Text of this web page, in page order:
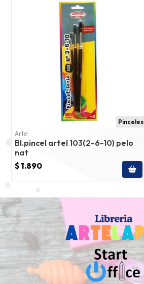
Pinceles
Artel
Bl.pincel artel 103(2-6-10) pelo
nat
$ 1.890